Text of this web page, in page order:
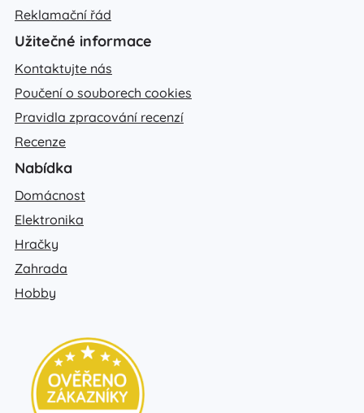
Reklamační řád
Užitečné informace
Kontaktujte nás
Poučení o souborech cookies
Pravidla zpracování recenzí
Recenze
Nabídka
Domácnost
Elektronika
Hračky
Zahrada
Hobby